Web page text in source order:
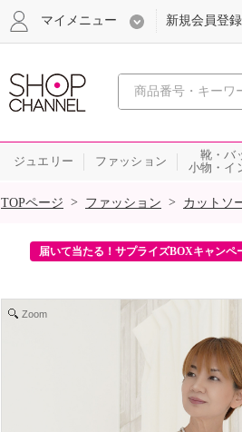
マイメニュー 新規会員登録
ジュエリー ファッション
靴・バ
小物・イ
SALE
TOPページ > ファッション > カットソ
届いて当たる！サプライズBOXキャンペ
Zoom